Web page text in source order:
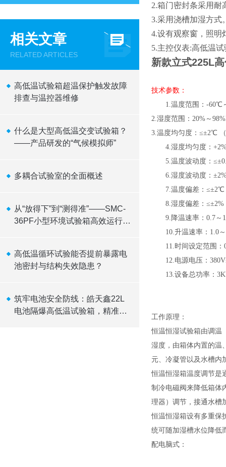
相关文章
RELATED ARTICLES
高低温试验箱超温保护触发故障
排查与温控器维修
什么是大型高低温交变试验箱？
——产品研发的“气候模拟师”
多耦合试验室的全面概述
从“放得下”到“测得准”——SMC-
36PF小型环境试验箱高效运行逻
高低温循环试验能否提前暴露电
池密封与结构失效隐患？
筑牢电池安全防线：皓天鑫22L
电池隔爆高低温试验箱，精准温
2.箱门密封条采用耐
3.采用浇槽加湿方式
4.设有观察窗 ， 照明
5.主控仪表:高低温
新款立式225L
技术参数：
1.温度范围：-60℃
2.湿度范围：20%～
3.温度均匀度：≤±2℃
4.湿度均匀度：+2%
5.温度波动度：
6.湿度波动度：
7.温度偏差：≤±2℃
8.湿度偏差：≤±2%
9.降温速率：0.7～
10.升温速率：1.0
11.时间设定范围：0
12.电源电压：
13.设备总功率：
工作原理：
恒温恒湿试验箱由调温
湿度，由箱体内置的温
元、冷凝管以及水槽内
恒温恒湿箱温度调节是
制冷电磁阀来降低箱体
理器）调节，接通水槽
恒温恒湿箱设有多重保
统可随加湿槽水位降低
配电脑式：